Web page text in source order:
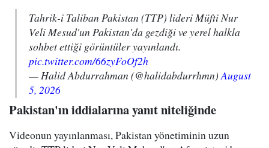
Tahrik-i Taliban Pakistan (TTP) lideri Müfti Nur
Veli Mesud'un Pakistan'da gezdiği ve yerel halkla
sohbet ettiği görüntüler yayınlandı.
pic.twitter.com/66zyFoOf2h
— Halid Abdurrahman (@halidabdurrhmn) August
5, 2026
Pakistan'ın iddialarına yanıt niteliğinde
Videonun yayınlanması, Pakistan yönetiminin uzun